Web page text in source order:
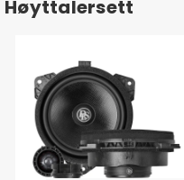
Høyttalersett